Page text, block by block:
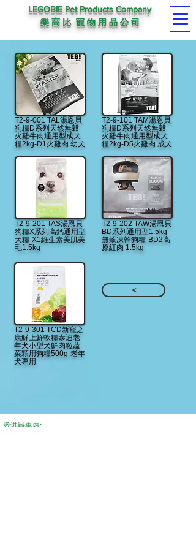
LEGOBIE Pet Products Company
樂 高 比 寵 物 用 品 公 司
T2-9-001 TAL湯恩貝
狗糧D系列天然無穀
火雞牛肉通用型成犬
糧2kg-D1火雞肉 幼犬
T2-9-101 TAM湯恩貝
狗糧D系列天然無穀
火雞牛肉通用型成犬
糧2kg-D5火雞肉 成犬
T2-9-201 TAS湯恩貝
狗糧X系列高鈣通用型
犬糧-X1維生素美肌美
毛1.5kg
T2-9-202 TAW湯恩貝
BD系列通用型1.5kg
無穀凍幹狗糧-BD2高
原紅肉 1.5kg
T2-9-301 TCD新寵之
康鮮上鮮軟糧泰迪老
年犬小型犬鮮肉粒蔬
菜顆用狗糧500g-老年
犬專用
<
香港辦事處: